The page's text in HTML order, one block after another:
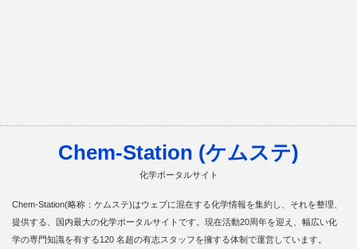
Chem-Station (ケムステ)
化学ポータルサイト
Chem-Station(略称：ケムステ)はウェブに混在する化学情報を集約し、それを整理、
提供する、国内最大の化学ポータルサイトです。現在活動20周年を迎え、幅広い化
学の専門知識を有する120 名超の有志スタッフを擁する体制で運営しています。